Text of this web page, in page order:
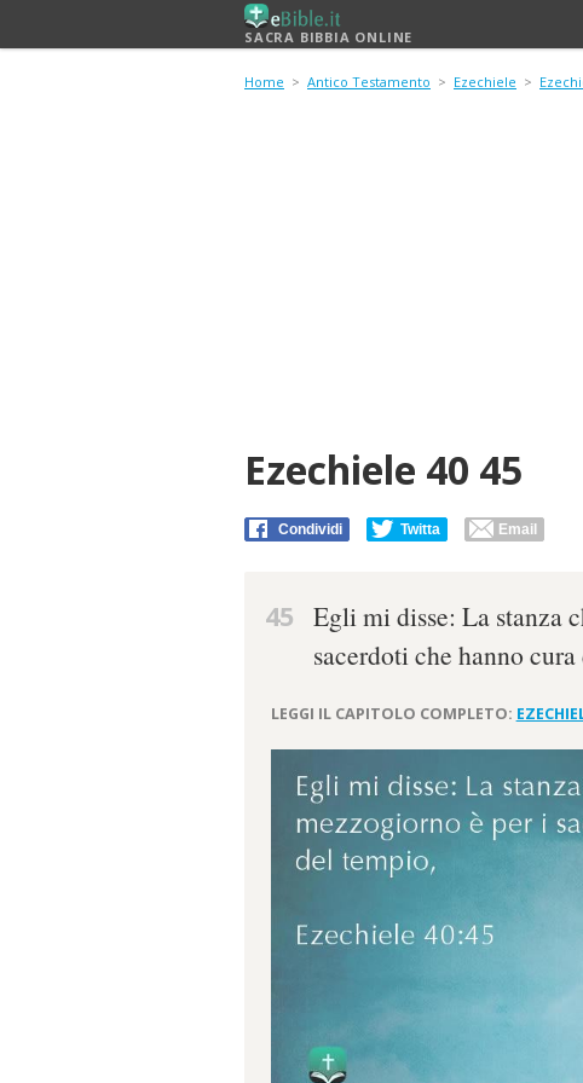
SACRA BIBBIA ONLINE
Home > Antico Testamento > Ezechiele >
Ezechiele 40 45
Condividi Twitta Email
45 Egli mi disse: La stanza
sacerdoti che hanno
LEGGI IL CAPITOLO COMPLETO: